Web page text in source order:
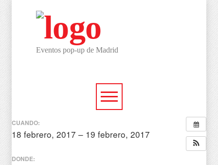
Eventos pop-up de Madrid
CUANDO:
18 febrero, 2017 – 19 febrero, 2017
DONDE: